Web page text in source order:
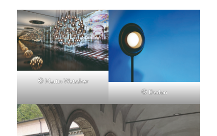
© Martin Wetscher
© Dedon